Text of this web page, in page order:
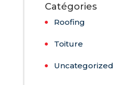
Catégories
Roofing
Toiture
Uncategorized